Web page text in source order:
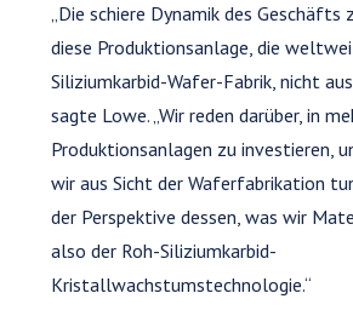
„Die schiere Dynamik des Geschäfts
diese Produktionsanlage, die
Siliziumkarbid-Wafer-Fabrik, nicht
sagte Lowe. „Wir reden darüber, in
Produktionsanlagen zu investieren,
wir aus Sicht der Waferfabrikation
der Perspektive dessen, was wir
also der Roh-Siliziumkarbid-
Kristallwachstumstechnologie.“